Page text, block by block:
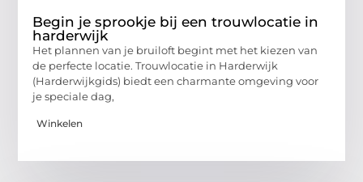
Begin je sprookje bij een trouwlocatie in
harderwijk
Het plannen van je bruiloft begint met het kiezen van
de perfecte locatie. Trouwlocatie in Harderwijk
(Harderwijkgids) biedt een charmante omgeving voor
je speciale dag,
Winkelen